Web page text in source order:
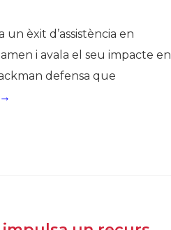
èxit d’assistència en
i avala el seu impacte en
defensa que